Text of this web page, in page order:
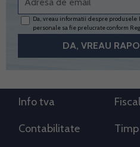
Da, vreau informatii despre produsele
personale sa fie prelucrate conform
Info tva
Contabilitate